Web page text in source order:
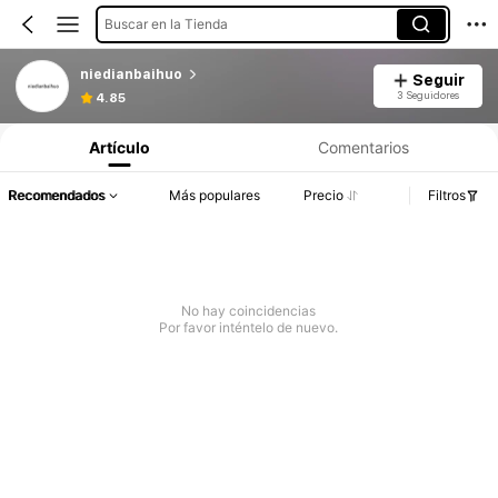
Buscar en la Tienda
niedianbaihuo
4.85
Seguir
3 Seguidores
Artículo Comentarios
Recomendados Más populares Precio Filtros
No hay coincidencias
Por favor inténtelo de nuevo.